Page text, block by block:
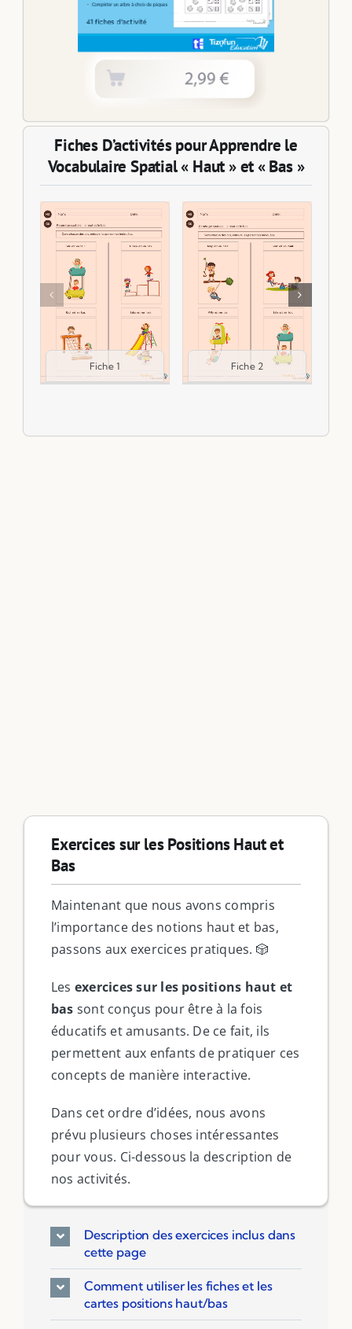
Fiches D’activités pour Apprendre le
Vocabulaire Spatial « Haut » et « Bas »
Fiche 1 Fiche 2
Exercices sur les Positions Haut et
Bas
Maintenant que nous avons compris
l’importance des notions haut et bas,
passons aux exercices pratiques. 🎲
Les exercices sur les positions haut et
bas sont conçus pour être à la fois
éducatifs et amusants. De ce fait, ils
permettent aux enfants de pratiquer ces
concepts de manière interactive.
Dans cet ordre d’idées, nous avons
prévu plusieurs choses intéressantes
pour vous. Ci-dessous la description de
nos activités.
Description des exercices inclus dans
cette page
Comment utiliser les fiches et les
cartes positions haut/bas
Filter by Custom Post Type
Jeux Ludiques
Leçons